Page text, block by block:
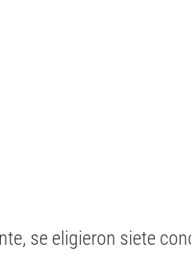
se eligieron siete